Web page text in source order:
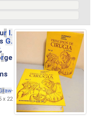
r I.
G.
,
rge
raw-
x 22